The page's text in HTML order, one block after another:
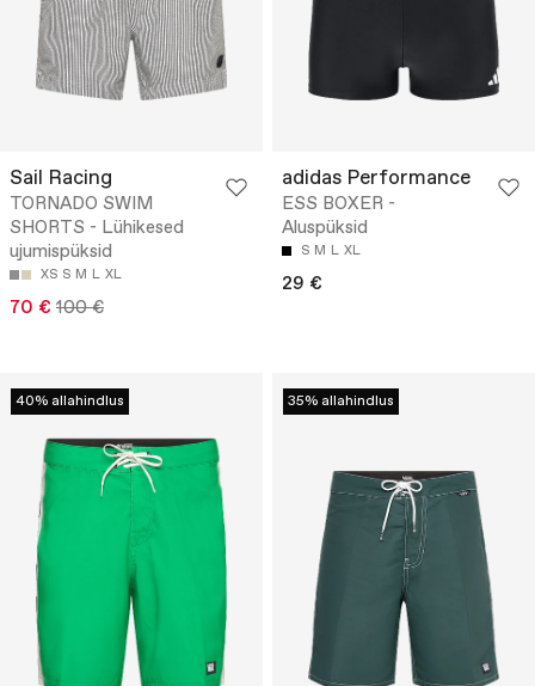
Sail Racing
TORNADO SWIM
SHORTS - Lühikesed
ujumispüksid
XS S M L XL
70 € 100 €
adidas Performance
ESS BOXER -
Aluspüksid
S M L XL
29 €
40% allahindlus 35% allahindlus